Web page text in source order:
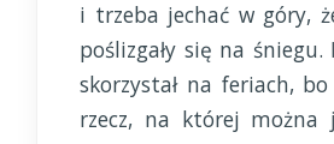
i trzeba jechać w góry,
poślizgały się na śniegu.
skorzystał na feriach,
rzecz, na której można